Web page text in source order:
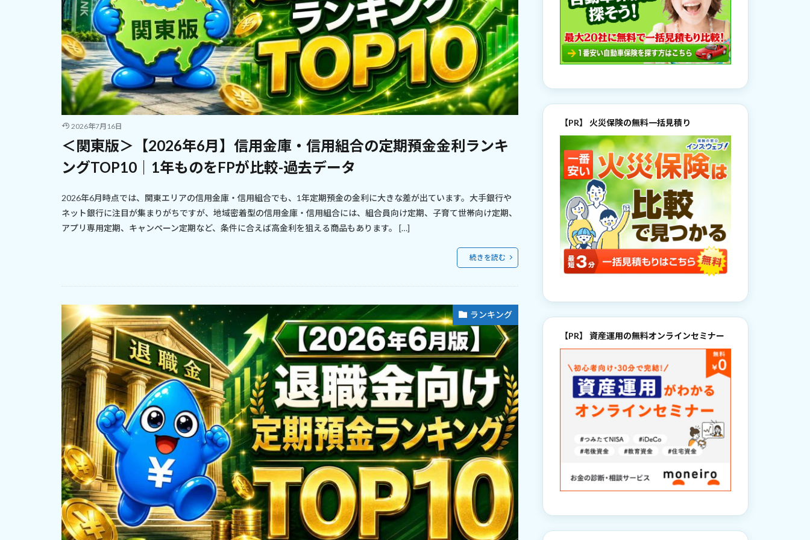
2026年7月16日
＜関東版＞【2026年6月】信用金庫・信用組合の定期預金金利ランキ
ングTOP10｜1年ものをFPが比較-過去データ
2026年6月時点では、関東エリアの信用金庫・信用組合でも、1年定期預金の金利に大きな差が出ています。大手銀行や
ネット銀行に注目が集まりがちですが、地域密着型の信用金庫・信用組合には、組合員向け定期、子育て世帯向け定期、
アプリ専用定期、キャンペーン定期など、条件に合えば高金利を狙える商品もあります。 […]
続きを読む
ランキング
【PR】 火災保険の無料一括見積り
【PR】 資産運用の無料オンラインセミナー